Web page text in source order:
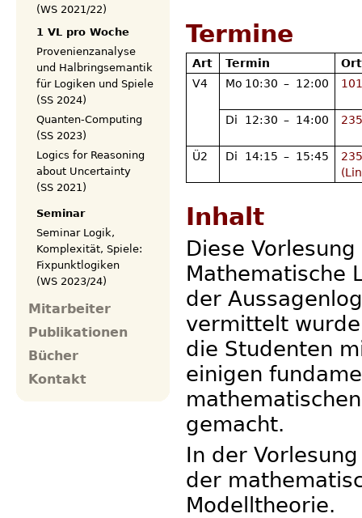
Termine
Art Termin
Ort
V4
Mo 10:30 – 12:00
Di 12:30 – 14:00
Ü2 Di 14:15 – 15:45
Inhalt
Diese
Mathematische
der
vermittelt
die Studenten
einigen
gemacht.
In der
der
Modelltheorie.
(WS 2021/22)
1 VL pro Woche
Provenienzanalyse
und Halbringsemantik
für Logiken und Spiele
(SS 2024)
Quanten-Computing
(SS 2023)
Logics for Reasoning
about Uncertainty
(SS 2021)
Seminar
Seminar Logik,
Komplexität, Spiele:
Fixpunktlogiken
(WS 2023/24)
Mitarbeiter
Publikationen
Bücher
Kontakt